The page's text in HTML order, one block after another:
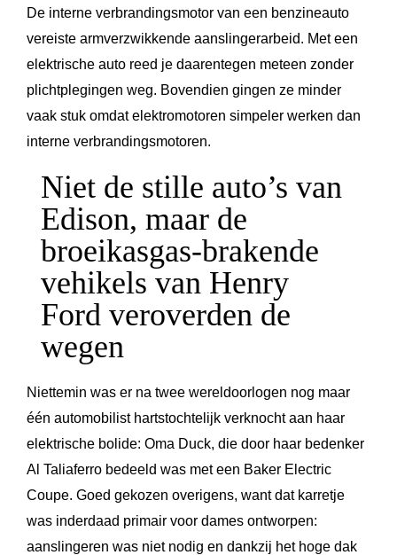
De interne verbrandingsmotor van een benzineauto
vereiste armverzwikkende aanslingerarbeid. Met een
elektrische auto reed je daarentegen meteen zonder
plichtplegingen weg. Bovendien gingen ze minder
vaak stuk omdat elektromotoren simpeler werken dan
interne verbrandingsmotoren.
Niet de stille auto’s van
Edison, maar de
broeikasgas-brakende
vehikels van Henry
Ford veroverden de
wegen
Niettemin was er na twee wereldoorlogen nog maar
één automobilist hartstochtelijk verknocht aan haar
elektrische bolide: Oma Duck, die door haar bedenker
Al Taliaferro bedeeld was met een Baker Electric
Coupe. Goed gekozen overigens, want dat karretje
was inderdaad primair voor dames ontworpen:
aanslingeren was niet nodig en dankzij het hoge dak